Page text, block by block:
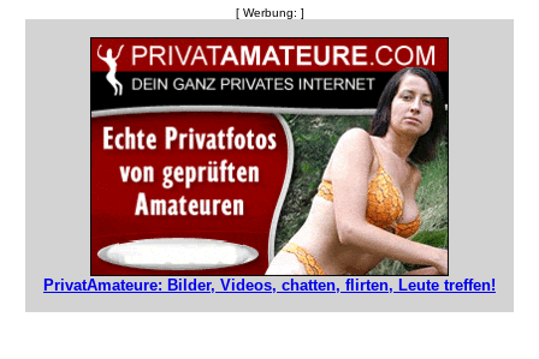
[ Werbung: ]
PrivatAmateure: Bilder, Videos, chatten, flirten, Leute treffen!